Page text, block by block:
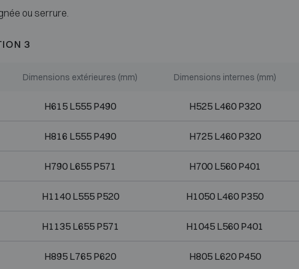
ou serrure.
3
Dimensions extérieures (mm) Dimensions internes (mm)
H615 L555 P490 H525 L460 P320
H816 L555 P490 H725 L460 P320
H790 L655 P571 H700 L560 P401
H1140 L555 P520 H1050 L460 P350
H1135 L655 P571 H1045 L560 P401
H895 L765 P620 H805 L620 P450